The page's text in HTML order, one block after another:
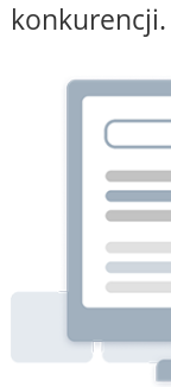
konkurencji.